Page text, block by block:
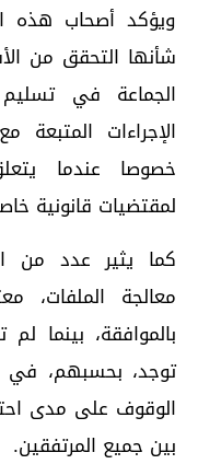
ويؤكد أصحاب هذه
شأنها التحقق من
الجماعة في
الإجراءات المتبعة
خصوصا عندما
لمقتضيات قانونية
كما يثير عدد من
معالجة الملفات،
بالموافقة، بينما
توجد، بحسبهم،
الوقوف على مدى
بين جميع المرتفقين.